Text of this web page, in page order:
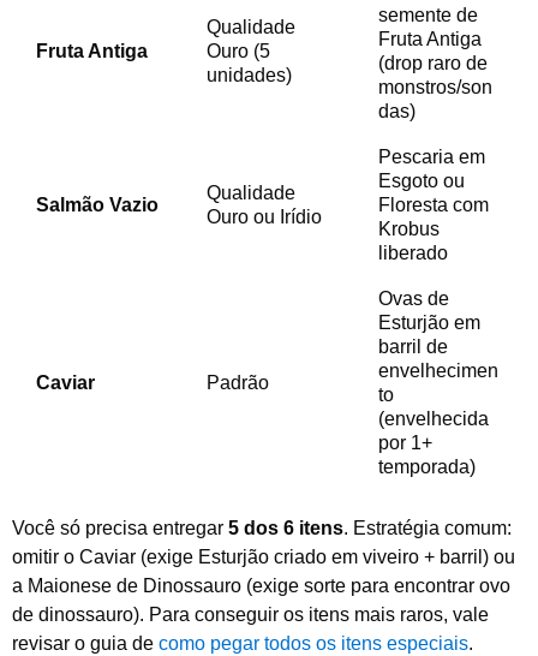
Fruta Antiga
Qualidade
Ouro (5
unidades)
semente de
Fruta Antiga
(drop raro de
monstros/son
das)
Salmão Vazio
Qualidade
Ouro ou Irídio
Pescaria em
Esgoto ou
Floresta com
Krobus
liberado
Caviar Padrão
Ovas de
Esturjão em
barril de
envelhecimen
to
(envelhecida
por 1+
temporada)
Você só precisa entregar 5 dos 6 itens. Estratégia comum:
omitir o Caviar (exige Esturjão criado em viveiro + barril) ou
a Maionese de Dinossauro (exige sorte para encontrar ovo
de dinossauro). Para conseguir os itens mais raros, vale
revisar o guia de como pegar todos os itens especiais.